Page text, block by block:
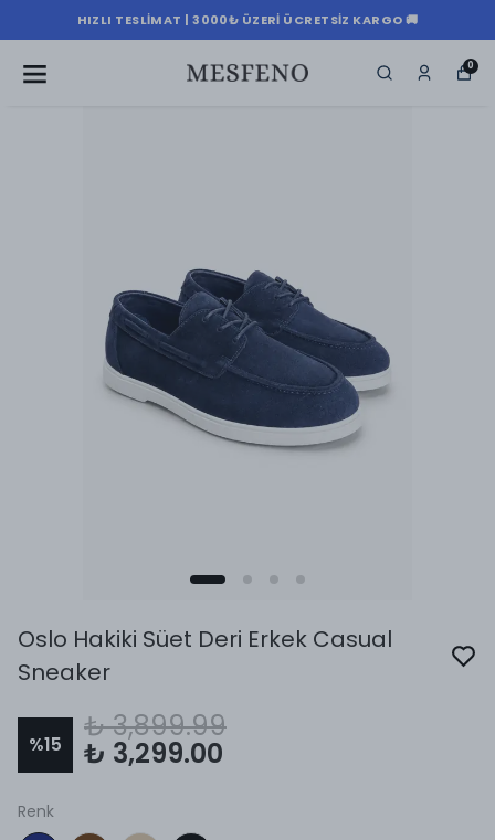
HIZLI TESLIMAT | 3000₺ ÜZERI ÜCRETSIZ KARGO 🚚
0
Oslo Hakiki Süet Deri Erkek Casual
Sneaker
%15
₺ 3,899.99
₺ 3,299.00
Renk